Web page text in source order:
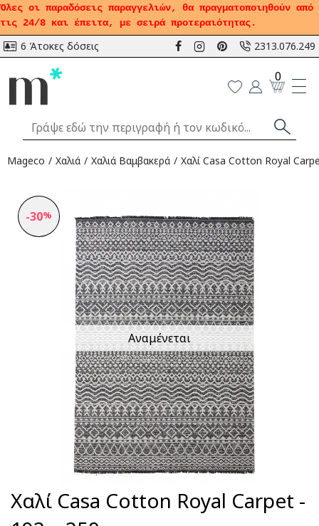
Όλες οι παραδόσεις παραγγελιών, θα πραγματοποιηθούν από
τις 24/8 και έπειτα, με σειρά προτεραιότητας.
6 Άτοκες δόσεις 2313.076.249
0
Mageco Χαλιά Χαλιά Bαμβακερά Χαλί Casa Cotton Royal
-30%
Αναμένεται
Χαλί Casa Cotton Royal Carpet -